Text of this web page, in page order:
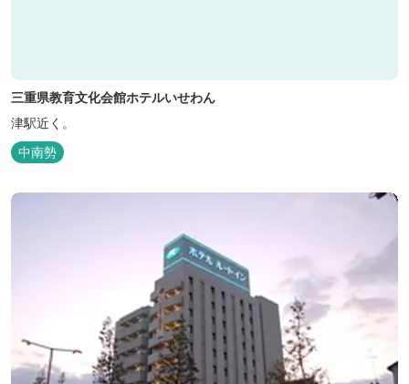
三重県教育文化会館ホテルいせわん
津駅近く。
中南勢